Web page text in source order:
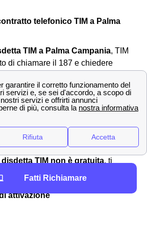
telefonico TIM a Palma
TIM a Palma Campania, TIM
di chiamare il 187 e chiedere
che volessero disdire il loro
Però,non è possibile
al telefonone tantomeno online.
TIMcorretto online, compilarlo
all'indirizzo postale per la
disdetta TIM non è gratuita, ti
Palma Campania i seguenti costi:
attivazione
Fatti Richiamare